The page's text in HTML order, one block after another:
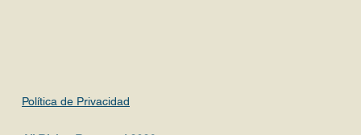
Política de Privacidad